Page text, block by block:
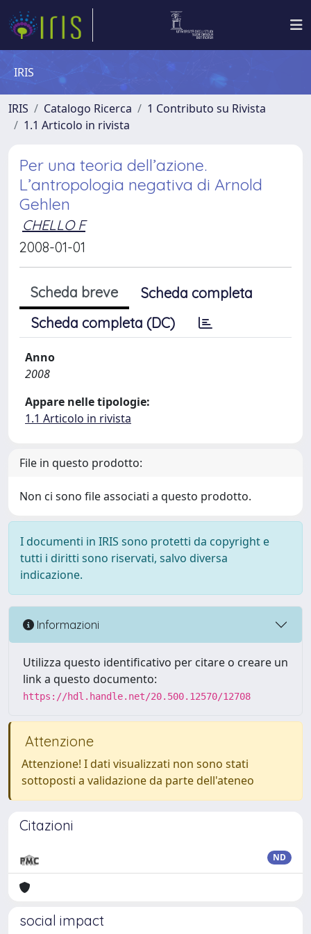
IRIS
IRIS Catalogo Ricerca
1 Contributo su Rivista
1.1 Articolo in rivista
Per una teoria dell’azione.
L’antropologia negativa di Arnold
Gehlen
CHELLO F
2008-01-01
Scheda breve
Scheda completa
Scheda completa (DC)
Anno
2008
Appare nelle tipologie:
1.1 Articolo in rivista
File in questo prodotto:
Non ci sono file associati a questo prodotto.
I documenti in IRIS sono protetti da copyright e
tutti i diritti sono riservati, salvo diversa
indicazione.
Informazioni
Utilizza questo identificativo per citare o creare un
link a questo documento:
https://hdl.handle.net/20.500.12570/12708
Attenzione
Attenzione! I dati visualizzati non sono stati
sottoposti a validazione da parte dell'ateneo
Citazioni
ND
social impact